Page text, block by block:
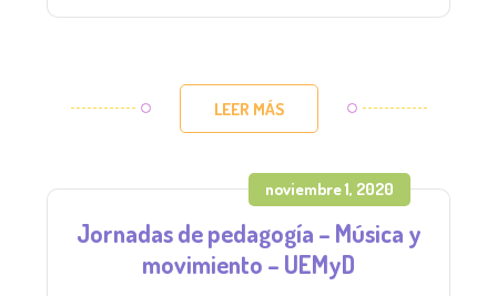
LEER MÁS
noviembre 1, 2020
Jornadas de pedagogía – Música y
movimiento – UEMyD